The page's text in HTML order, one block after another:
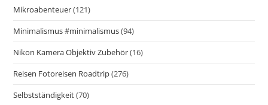
Mikroabenteuer(121)
Minimalismus #minimalismus(94)
Nikon Kamera Objektiv Zubehör(16)
Reisen Fotoreisen Roadtrip(276)
Selbstständigkeit(70)